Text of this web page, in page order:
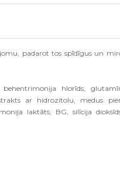
padarot tos spīdīgus un
hlorīds,
ar hidrozitolu, medus
laktāts, BG, silīcija